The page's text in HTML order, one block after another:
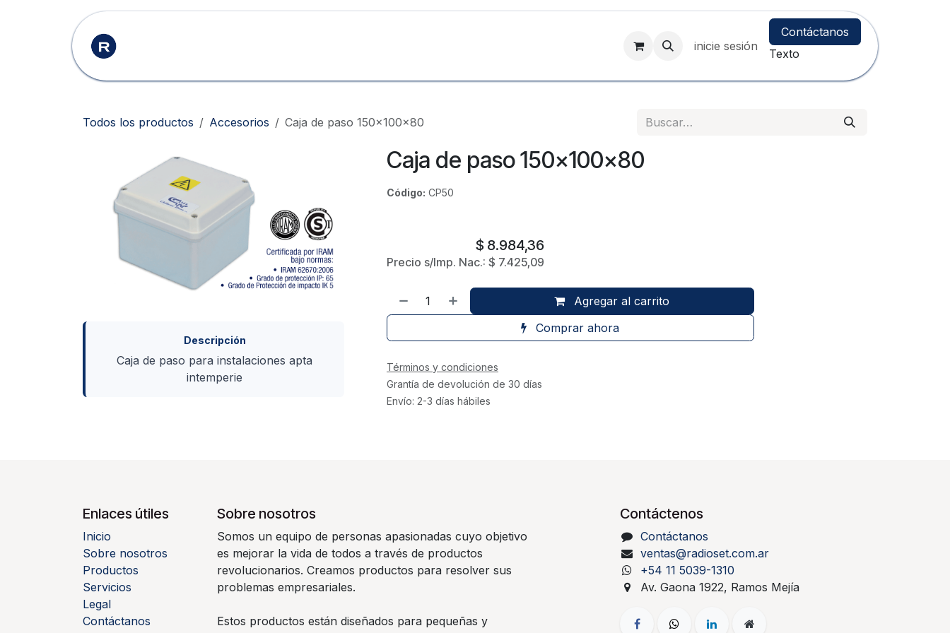
inicie sesión
Contáctanos
Texto
Todos los productos Accesorios Caja de paso 150x100x80
Descripción
Caja de paso para instalaciones apta
intemperie
Caja de paso 150x100x80
Código: CP50
$ 8.984,36
Precio s/Imp. Nac.: $ 7.425,09
Agregar al carrito
Comprar ahora
Términos y condiciones
Grantía de devolución de 30 días
Envío: 2-3 días hábiles
Enlaces útiles
Inicio
Sobre nosotros
Productos
Servicios
Legal
Contáctanos
Sobre nosotros
Somos un equipo de personas apasionadas cuyo objetivo
es mejorar la vida de todos a través de productos
revolucionarios. Creamos productos para resolver sus
problemas empresariales.
Estos productos están diseñados para pequeñas y
Contáctenos
Contáctanos
ventas@radioset.com.ar
+54 11 5039-1310
Av. Gaona 1922, Ramos Mejía